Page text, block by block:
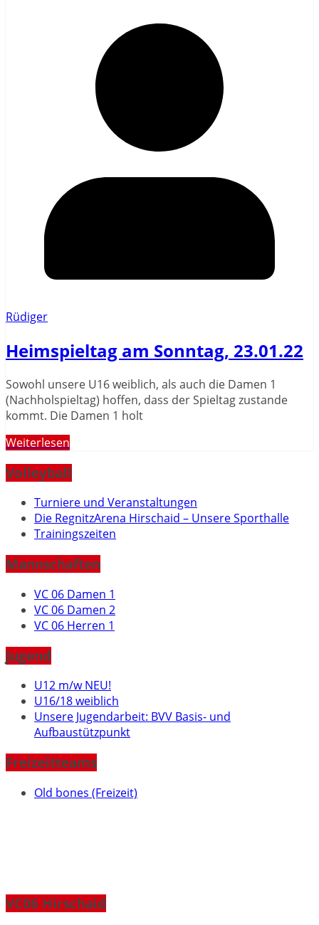
Rüdiger
Heimspieltag am Sonntag, 23.01.22
Sowohl unsere U16 weiblich, als auch die Damen 1
(Nachholspieltag) hoffen, dass der Spieltag zustande
kommt. Die Damen 1 holt
Weiterlesen
Volleyball
Turniere und Veranstaltungen
Die RegnitzArena Hirschaid – Unsere Sporthalle
Trainingszeiten
Mannschaften
VC 06 Damen 1
VC 06 Damen 2
VC 06 Herren 1
Jugend
U12 m/w NEU!
U16/18 weiblich
Unsere Jugendarbeit: BVV Basis- und
Aufbaustützpunkt
Freizeitteams
Old bones (Freizeit)
VC06 Hirschaid